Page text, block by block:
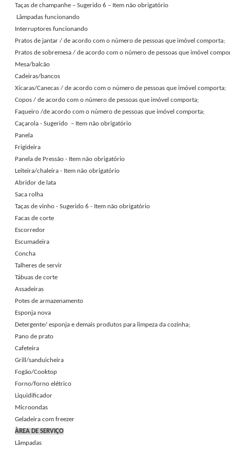
Taças de champanhe – Sugerido 6 – Item não obrigatório
Lâmpadas funcionando
Interruptores funcionando
Pratos de jantar / de acordo com o número de pessoas que imóvel comporta;
Pratos de sobremesa / de acordo com o número de pessoas que imóvel
Mesa/balcão
Cadeiras/bancos
Xícaras/Canecas / de acordo com o número de pessoas que imóvel comporta;
Copos / de acordo com o número de pessoas que imóvel comporta;
Faqueiro /de acordo com o número de pessoas que imóvel comporta;
Caçarola - Sugerido – Item não obrigatório
Panela
Frigideira
Panela de Pressão - Item não obrigatório
Leiteira/chaleira - Item não obrigatório
Abridor de lata
Saca rolha
Taças de vinho - Sugerido 6 - Item não obrigatório
Facas de corte
Escorredor
Escumadeira
Concha
Talheres de servir
Tábuas de corte
Assadeiras
Potes de armazenamento
Esponja nova
Detergente/ esponja e demais produtos para limpeza da cozinha;
Pano de prato
Cafeteira
Grill/sanduicheira
Fogão/Cooktop
Forno/forno elétrico
Liquidificador
Microondas
Geladeira com freezer
ÀREA DE SERVIÇO
Lâmpadas